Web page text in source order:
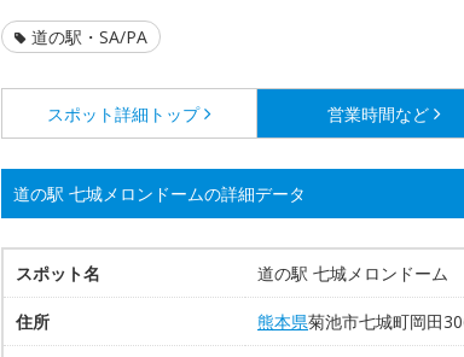
道の駅・SA/PA
スポット詳細 トップ 営業時間など
道の駅 七城メロンドームの詳細データ
スポット名 道の駅 七城メロンドーム
住所 熊本県菊池市七城町岡田